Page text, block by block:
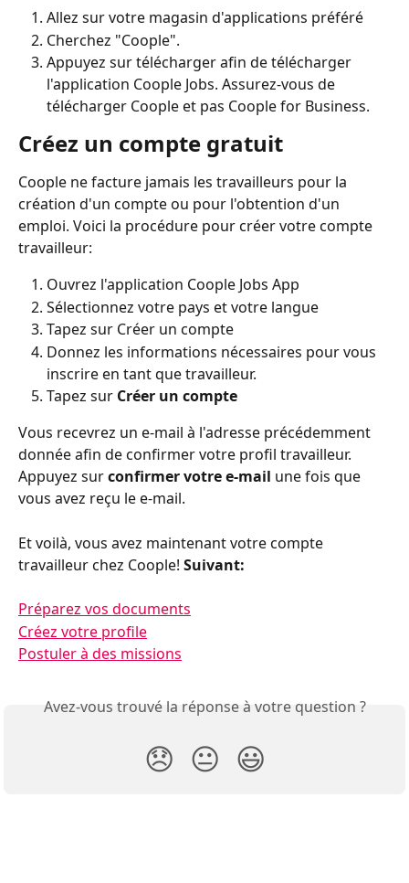
Allez sur votre magasin d'applications préféré
Cherchez "Coople".
Appuyez sur télécharger afin de télécharger
l'application Coople Jobs. Assurez-vous de
télécharger Coople et pas Coople for Business.
Créez un compte gratuit
Coople ne facture jamais les travailleurs pour la
création d'un compte ou pour l'obtention d'un
emploi. Voici la procédure pour créer votre compte
travailleur:
Ouvrez l'application Coople Jobs App
Sélectionnez votre pays et votre langue
Tapez sur Créer un compte
Donnez les informations nécessaires pour vous
inscrire en tant que travailleur.
Tapez sur Créer un compte
Vous recevrez un e-mail à l'adresse précédemment
donnée afin de confirmer votre profil travailleur.
Appuyez sur confirmer votre e-mail une fois que
vous avez reçu le e-mail.
Et voilà, vous avez maintenant votre compte
travailleur chez Coople! Suivant:
Préparez vos documents
Créez votre profile
Postuler à des missions
Avez-vous trouvé la réponse à votre question ?
😞 😐 😃